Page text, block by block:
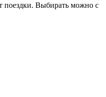
поездки. Выбирать можно с